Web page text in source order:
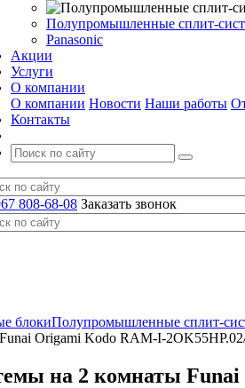
Полупромышленные сплит-
Panasonic
Акции
Услуги
О компании
О компании Новости Наши работы
Контакты
808-68-08 Заказать звонок
блокиПолупромышленные сплит-
Origami Kodo RAM-I-
на 2 комнаты